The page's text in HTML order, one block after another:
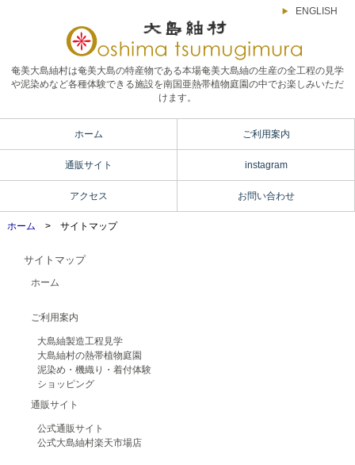
ENGLISH
奄美大島紬村は奄美大島の特産物である本場奄美大島紬の生産の全工程の見学
や泥染めなど各種体験できる施設を南国亜熱帯植物庭園の中でお楽しみいただ
けます。
ホーム ご利用案内
通販サイト instagram
アクセス お問い合わせ
ホーム > サイトマップ
サイトマップ
ホーム
ご利用案内
大島紬製造工程見学
大島紬村の熱帯植物庭園
泥染め・機織り・着付体験
ショッピング
通販サイト
公式通販サイト
公式大島紬村楽天市場店